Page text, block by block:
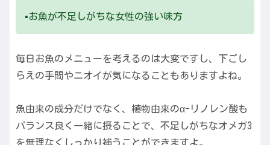
▪️お魚が不足しがちな女性の強い味方
毎日お魚のメニューを考えるのは大変ですし、下ごし
らえの手間やニオイが気になることもありますよね。
魚由来の成分だけでなく、植物由来のα-リノレン酸も
バランス良く一緒に摂ることで、不足しがちなオメガ3
を無理なくしっかり補うことができますよ。